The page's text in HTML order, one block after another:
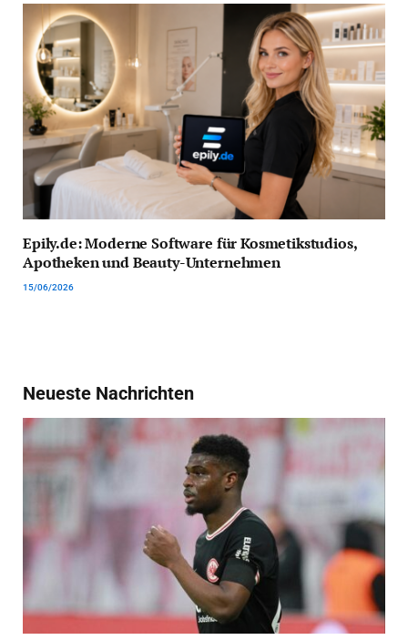
Epily.de: Moderne Software für Kosmetikstudios,
Apotheken und Beauty-Unternehmen
15/06/2026
Neueste Nachrichten